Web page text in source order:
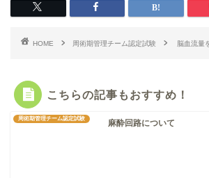
HOME 周術期管理チーム認定試験 脳血流量
こちらの記事もおすすめ！
周術期管理チーム認定試験 麻酔回路について